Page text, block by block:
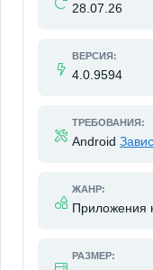
28.07.26
ВЕРСИЯ:
4.0.9594
ТРЕБОВАНИЯ:
Android
ЖАНР:
Приложения
РАЗМЕР: